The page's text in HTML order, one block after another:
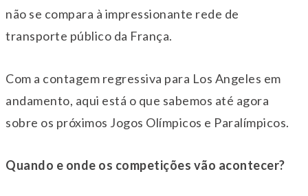
não se compara à impressionante rede de
transporte público da França.
Com a contagem regressiva para Los Angeles em
andamento, aqui está o que sabemos até agora
sobre os próximos Jogos Olímpicos e Paralímpicos.
Quando e onde os competições vão acontecer?